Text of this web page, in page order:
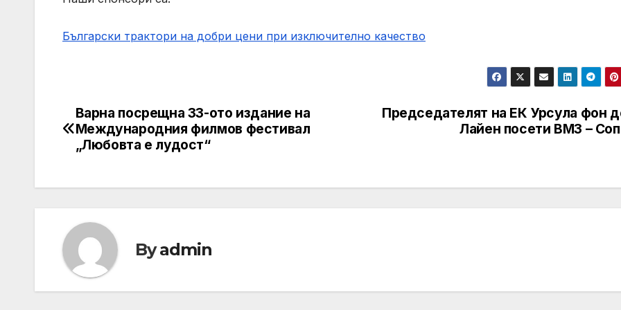
Български трактори на добри цени при изключително качество
Post
navigation
Председателят на ЕК Урсула фон
Лайен посети ВМЗ –
Варна посрещна 33-ото издание на
Международния филмов фестивал
„Любовта е лудост“
Byadmin